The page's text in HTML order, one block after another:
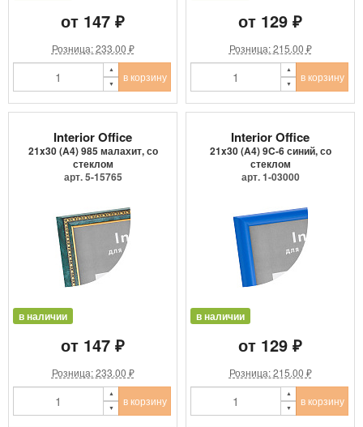
от 147 ₽
Розница: 233.00 ₽
в корзину
от 129 ₽
Розница: 215.00 ₽
в корзину
Interior Office
21x30 (A4) 985 малахит, со
стеклом
арт. 5-15765
в наличии
от 147 ₽
Розница: 233.00 ₽
в корзину
Interior Office
21x30 (A4) 9C-6 синий, со
стеклом
арт. 1-03000
в наличии
от 129 ₽
Розница: 215.00 ₽
в корзину